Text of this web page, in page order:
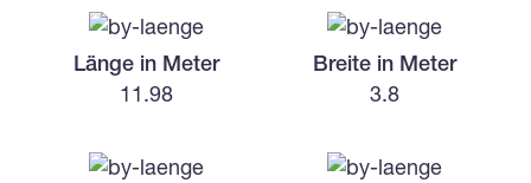
Länge in Meter
11.98
Breite in Meter
3.8